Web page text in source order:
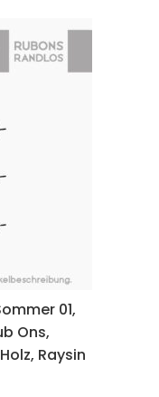
01,
Ons,
Raysin